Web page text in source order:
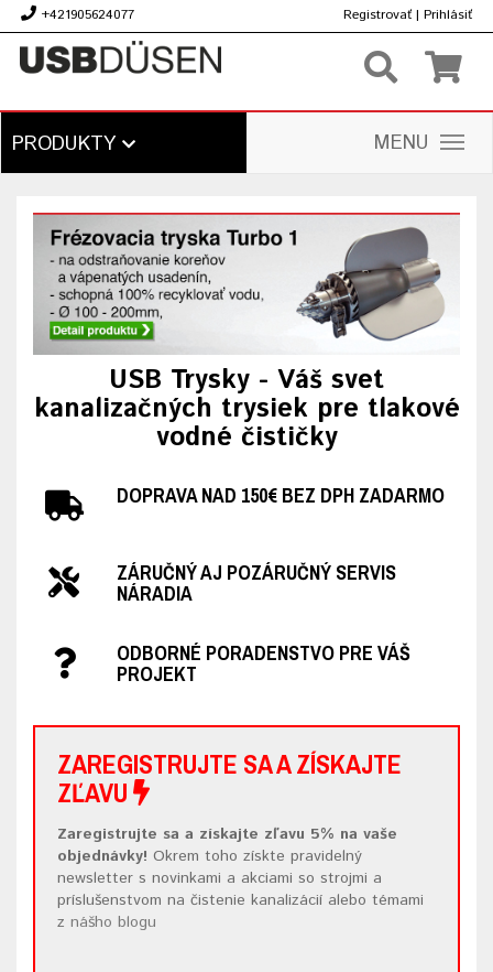
+421905624077 Registrovať | Prihlásiť
PRODUKTY MENU
USB Trysky - Váš svet
kanalizačných trysiek pre tlakové
vodné čističky
DOPRAVA NAD 150€ BEZ DPH ZADARMO
ZÁRUČNÝ AJ POZÁRUČNÝ SERVIS
NÁRADIA
ODBORNÉ PORADENSTVO PRE VÁŠ
PROJEKT
ZAREGISTRUJTE SA A ZÍSKAJTE
ZĽAVU
Zaregistrujte sa a získajte zľavu 5% na vaše
objednávky! Okrem toho získte pravidelný
newsletter s novinkami a akciami so strojmi a
príslušenstvom na čistenie kanalizácií alebo témami
z nášho blogu